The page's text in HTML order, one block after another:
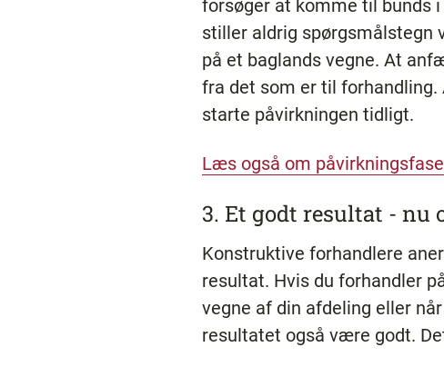
forsøger at komme til bunds
stiller aldrig spørgsmålstegn
på et baglands vegne. At
fra det som er til
starte påvirkningen tidligt.
​Læs også om
3. Et godt resultat - nu
Konstruktive forhandlere
resultat. Hvis du forhandler
vegne af din afdeling eller
resultatet også være godt.